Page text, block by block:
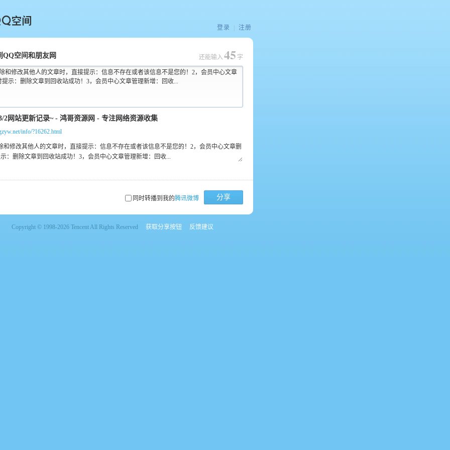
间
登录 注册
QQ空间和朋友网
和修改其他人的文章时，直接提示：信息不存在或者该信息不是您的！2，会员中心文章
提示：删除文章到回收站成功！3，会员中心文章管理新增：回收...
还能输入 45 字
info/?16262.html
同时转播到我的腾讯微博 分享
Copyright © 1998-2026 Tencent All Rights Reserved 获取分享按钮 反馈建议